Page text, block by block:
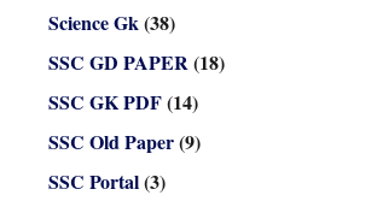
Science Gk(38)
SSC GD PAPER(18)
SSC GK PDF(14)
SSC Old Paper(9)
SSC Portal(3)